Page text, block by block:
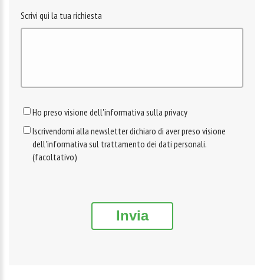
Scrivi qui la tua richiesta
Ho preso visione dell'informativa sulla privacy
Iscrivendomi alla newsletter dichiaro di aver preso visione
dell'informativa sul trattamento dei dati personali.
(facoltativo)
Invia